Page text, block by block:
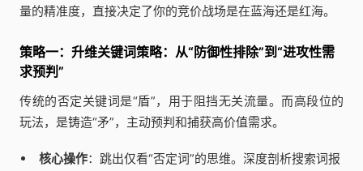
量的精准度，直接决定了你的竞价战场是在蓝海还是红海。
策略一：升维关键词策略：从“防御性排除”到“进攻性需
求预判”
传统的否定关键词是“盾”，用于阻挡无关流量。而高段位的
玩法，是铸造“矛”，主动预判和捕获高价值需求。
核心操作：跳出仅看“否定词”的思维。深度剖析搜索词报